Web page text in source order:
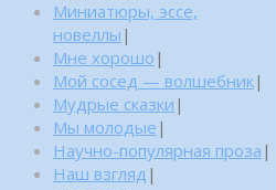
Миниатюры, эссе,
новеллы |
Мне хорошо |
Мой сосед — волшебник|
Мудрые сказки |
Мы молодые |
Научно-популярная проза |
Наш взгляд |